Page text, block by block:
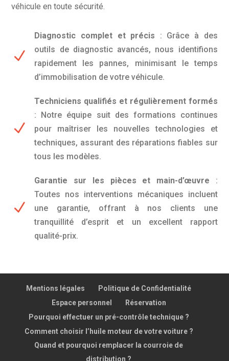
véhicule en toute sécurité.
N
Diagnostic complet et précis : Grâce à des
outils de diagnostic avancés, nous identifions
rapidement les pannes, minimisant le temps
d’immobilisation de votre véhicule.
N
Techniciens qualifiés et régulièrement formés
: Notre équipe suit des formations continues
pour maîtriser les nouvelles technologies et
techniques, assurant des réparations fiables sur
tous les modèles.
N
Garantie sur les pièces et main-d’œuvre :
Toutes nos interventions mécaniques incluent
une garantie, offrant à nos clients une
tranquillité d’esprit et un excellent rapport
qualité-prix.
Mentions légales
Politique de Confidentialité
Espace personnel
Réservation
Pourquoi effectuer un pré-contrôle technique ?
Comment choisir l’huile moteur de votre voiture ?
Quand et pourquoi remplacer la courroie de
distribution ?